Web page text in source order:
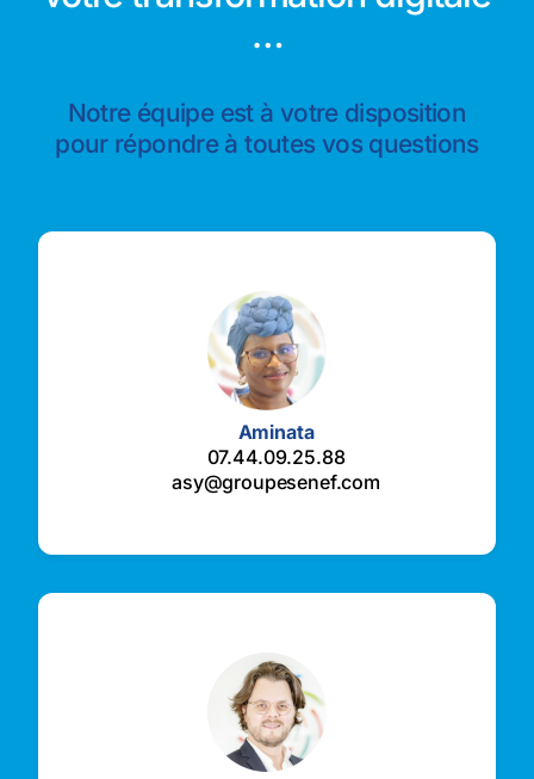
Il est temps de commencer
votre transformation digitale
pour répondre à toutes vos questions
Aminata